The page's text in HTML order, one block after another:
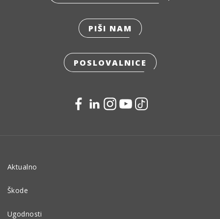
PIŠI NAM
POSLOVALNICE
Aktualno
Škode
Ugodnosti